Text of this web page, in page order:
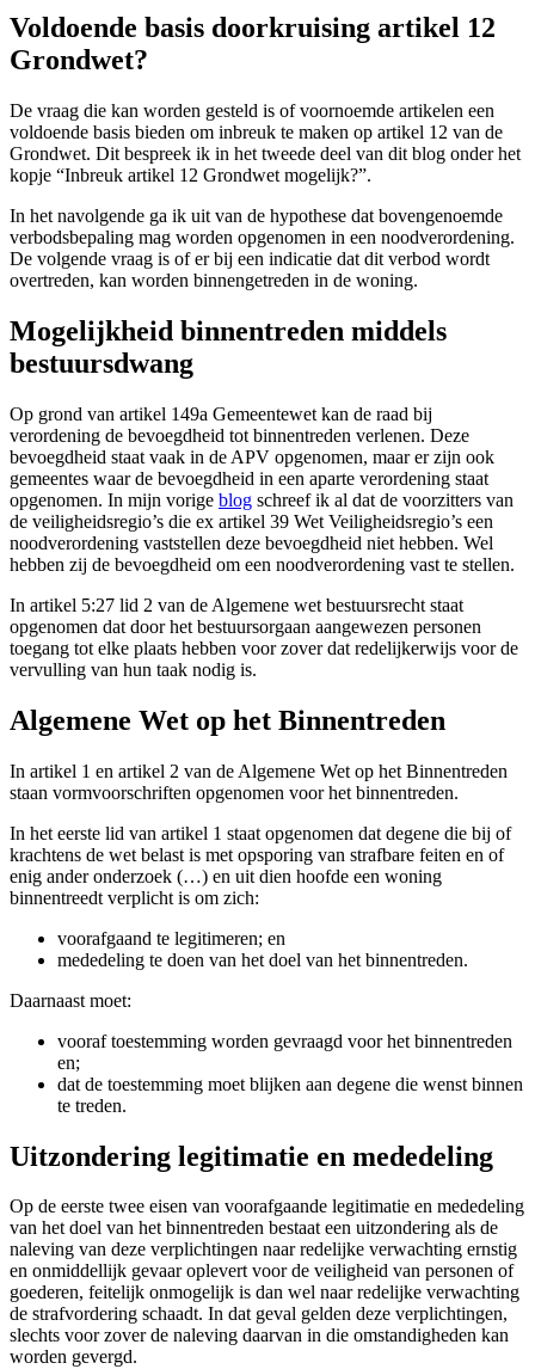
Voldoende basis doorkruising artikel 12
Grondwet?
De vraag die kan worden gesteld is of voornoemde artikelen een
voldoende basis bieden om inbreuk te maken op artikel 12 van de
Grondwet. Dit bespreek ik in het tweede deel van dit blog onder het
kopje “Inbreuk artikel 12 Grondwet mogelijk?”.
In het navolgende ga ik uit van de hypothese dat bovengenoemde
verbodsbepaling mag worden opgenomen in een noodverordening.
De volgende vraag is of er bij een indicatie dat dit verbod wordt
overtreden, kan worden binnengetreden in de woning.
Mogelijkheid binnentreden middels
bestuursdwang
Op grond van artikel 149a Gemeentewet kan de raad bij
verordening de bevoegdheid tot binnentreden verlenen. Deze
bevoegdheid staat vaak in de APV opgenomen, maar er zijn ook
gemeentes waar de bevoegdheid in een aparte verordening staat
opgenomen. In mijn vorige blog schreef ik al dat de voorzitters van
de veiligheidsregio’s die ex artikel 39 Wet Veiligheidsregio’s een
noodverordening vaststellen deze bevoegdheid niet hebben. Wel
hebben zij de bevoegdheid om een noodverordening vast te stellen.
In artikel 5:27 lid 2 van de Algemene wet bestuursrecht staat
opgenomen dat door het bestuursorgaan aangewezen personen
toegang tot elke plaats hebben voor zover dat redelijkerwijs voor de
vervulling van hun taak nodig is.
Algemene Wet op het Binnentreden
In artikel 1 en artikel 2 van de Algemene Wet op het Binnentreden
staan vormvoorschriften opgenomen voor het binnentreden.
In het eerste lid van artikel 1 staat opgenomen dat degene die bij of
krachtens de wet belast is met opsporing van strafbare feiten en of
enig ander onderzoek (…) en uit dien hoofde een woning
binnentreedt verplicht is om zich:
voorafgaand te legitimeren; en
mededeling te doen van het doel van het binnentreden.
Daarnaast moet:
vooraf toestemming worden gevraagd voor het binnentreden
en;
dat de toestemming moet blijken aan degene die wenst binnen
te treden.
Uitzondering legitimatie en mededeling
Op de eerste twee eisen van voorafgaande legitimatie en mededeling
van het doel van het binnentreden bestaat een uitzondering als de
naleving van deze verplichtingen naar redelijke verwachting ernstig
en onmiddellijk gevaar oplevert voor de veiligheid van personen of
goederen, feitelijk onmogelijk is dan wel naar redelijke verwachting
de strafvordering schaadt. In dat geval gelden deze verplichtingen,
slechts voor zover de naleving daarvan in die omstandigheden kan
worden gevergd.